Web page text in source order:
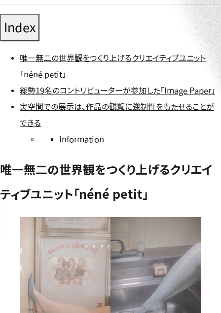
Index
唯一無二の世界観をつくり上げるクリエイティブユニット
「néné petit」
総勢19名のコントリビューターが参加した「Image Paper」
実空間での展示は、作品の観覧に強制性をもたせることが
できる
Information
唯一無二の世界観をつくり上げるクリエイ
ティブユニット「néné petit」